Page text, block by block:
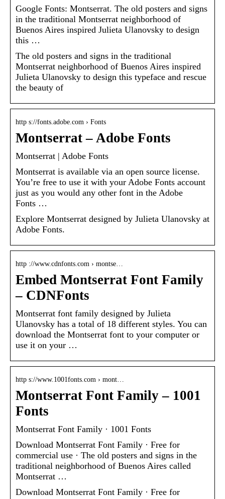
Google Fonts: Montserrat. The old posters and signs
in the traditional Montserrat neighborhood of
Buenos Aires inspired Julieta Ulanovsky to design
this …
The old posters and signs in the traditional
Montserrat neighborhood of Buenos Aires inspired
Julieta Ulanovsky to design this typeface and rescue
the beauty of
http s://fonts.adobe.com › Fonts
Montserrat – Adobe Fonts
Montserrat | Adobe Fonts
Montserrat is available via an open source license.
You’re free to use it with your Adobe Fonts account
just as you would any other font in the Adobe
Fonts …
Explore Montserrat designed by Julieta Ulanovsky at
Adobe Fonts.
http ://www.cdnfonts.com › montse…
Embed Montserrat Font Family
– CDNFonts
Montserrat font family designed by Julieta
Ulanovsky has a total of 18 different styles. You can
download the Montserrat font to your computer or
use it on your …
http s://www.1001fonts.com › mont…
Montserrat Font Family – 1001
Fonts
Montserrat Font Family · 1001 Fonts
Download Montserrat Font Family · Free for
commercial use · The old posters and signs in the
traditional neighborhood of Buenos Aires called
Montserrat …
Download Montserrat Font Family · Free for